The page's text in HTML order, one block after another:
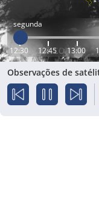
segunda
12:30 12:45 13:00
Observações de